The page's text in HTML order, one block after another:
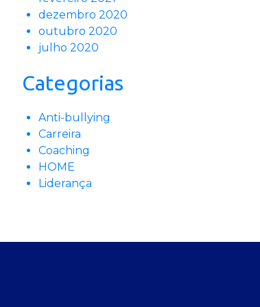
dezembro 2020
outubro 2020
julho 2020
Categorias
Anti-bullying
Carreira
Coaching
HOME
Liderança